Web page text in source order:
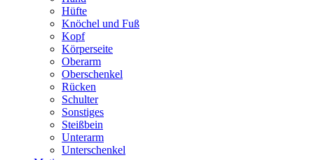
Hüfte
Knöchel und Fuß
Kopf
Körperseite
Oberarm
Oberschenkel
Rücken
Schulter
Sonstiges
Steißbein
Unterarm
Unterschenkel